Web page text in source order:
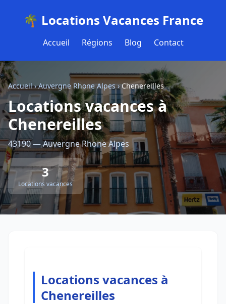
🌴 Locations Vacances France
Accueil Régions Blog Contact
Accueil›Auvergne Rhone Alpes›Chenereilles
Locations vacances à
Chenereilles
43190 — Auvergne Rhone Alpes
3
Locations vacances
Locations vacances à
Chenereilles